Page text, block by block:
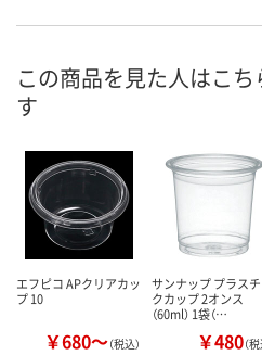
カゴへ
この商品を見た人はこ
す
エフピコ APクリアカッ
プ 10
￥680～（税込）
サンナップ プラスチ
クカップ 2オンス
（60ml） 1袋（…
￥480（